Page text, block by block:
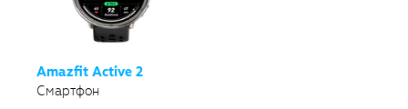
Amazfit Active 2
Смартфон